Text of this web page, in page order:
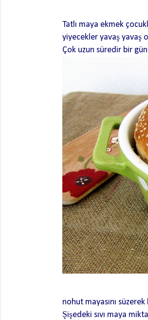
Tatlı maya ekmek
yiyecekler yavaş yavaş
Çok uzun süredir bir
nohut mayasını
Şişedeki sıvı maya